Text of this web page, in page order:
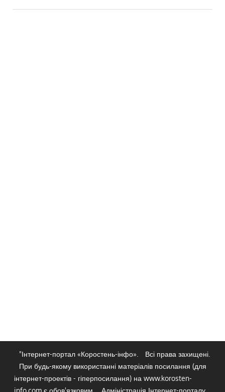
"Інтернет-портал «Коростень-інфо».
Всі права захищені.
При будь-якому використанні матеріалів посилання (для
інтернет-проектів - гіперпосилання) на www.korosten-
info.com є обов'язковим.
Адміністрація Інтернет-порталу